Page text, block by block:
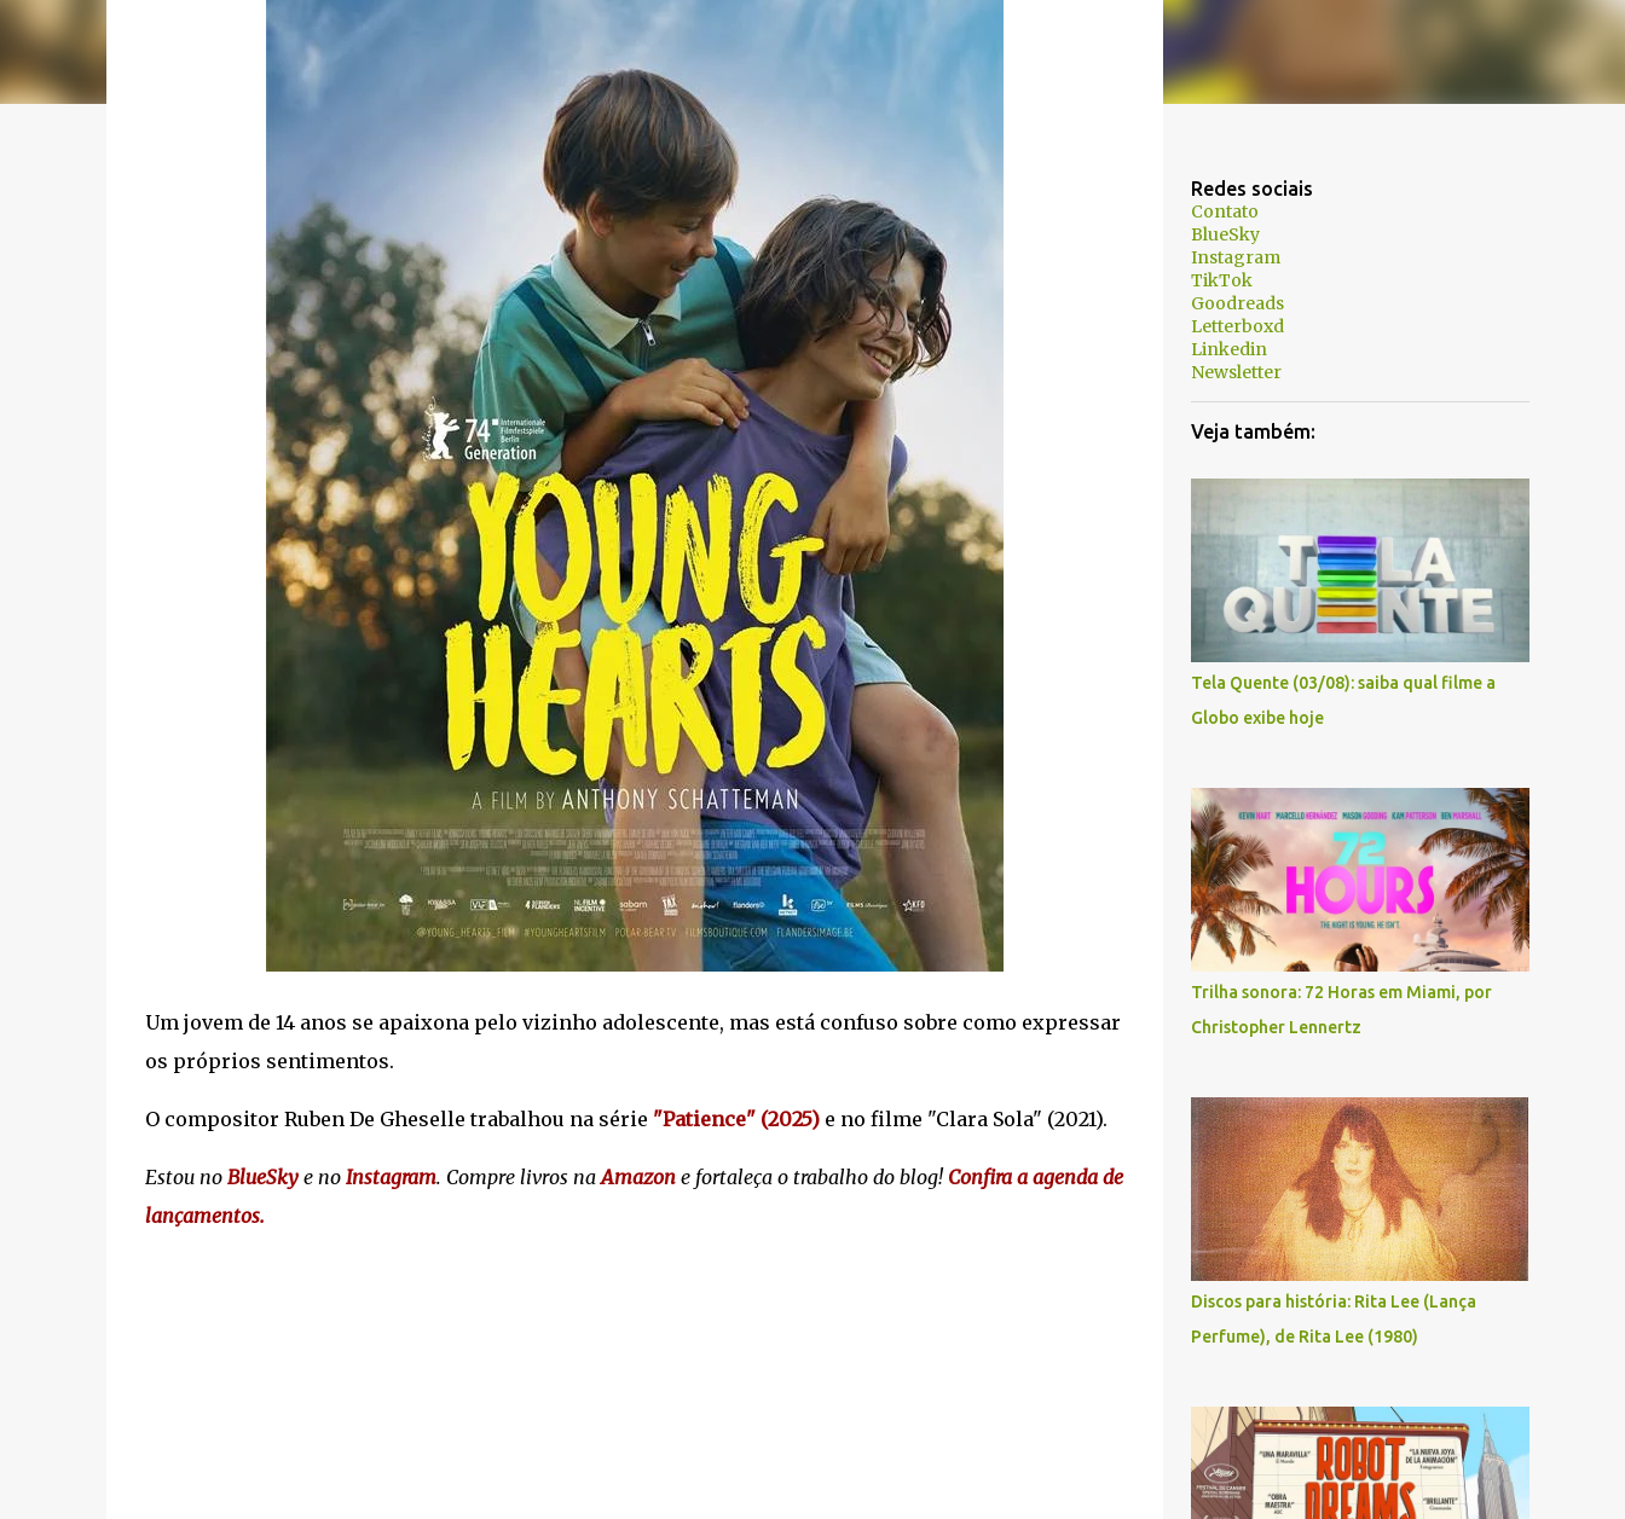
Um jovem de 14 anos se apaixona pelo vizinho adolescente, mas está confuso sobre como expressar
os próprios sentimentos.
O compositor Ruben De Gheselle trabalhou na série "Patience" (2025)e no filme "Clara Sola" (2021).
Estou no BlueSkye no Instagram. Compre livros naAmazone fortaleça o trabalho do blog! Confira a agenda de
lançamentos.
Redes sociais
Contato
BlueSky
Instagram
TikTok
Goodreads
Letterboxd
Linkedin
Newsletter
Veja também:
Tela Quente (03/08): saiba qual filme a
Globo exibe hoje
Trilha sonora: 72 Horas em Miami, por
Christopher Lennertz
Discos para história: Rita Lee (Lança
Perfume), de Rita Lee (1980)